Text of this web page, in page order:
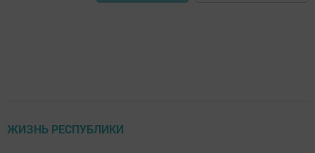
ЖИЗНЬ РЕСПУБЛИКИ